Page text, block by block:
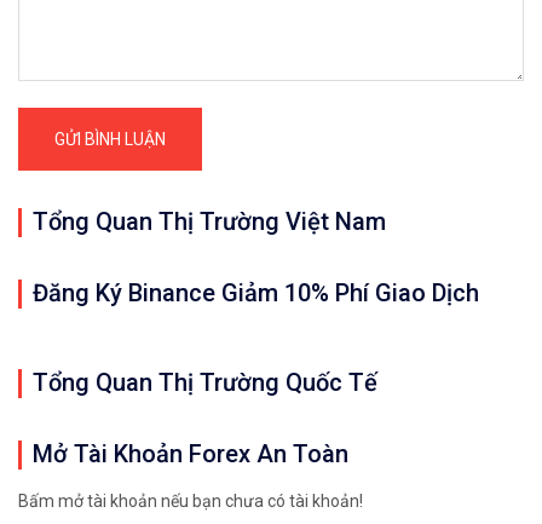
Tổng Quan Thị Trường Việt Nam
Đăng Ký Binance Giảm 10% Phí Giao Dịch
Tổng Quan Thị Trường Quốc Tế
Mở Tài Khoản Forex An Toàn
Bấm mở tài khoản nếu bạn chưa có tài khoản!